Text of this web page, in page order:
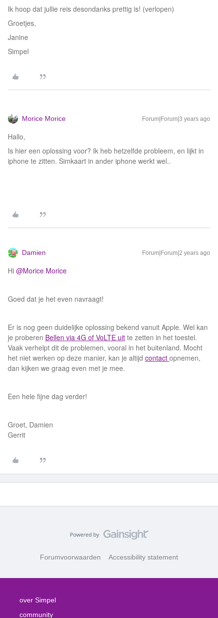
Ik hoop dat jullie reis desondanks prettig is! (verlopen)
Groetjes,
Janine
Simpel
Morice Morice Forum|Forum|3 years ago
Hallo,
Is hier een oplossing voor? Ik heb hetzelfde probleem, en lijkt in
iphone te zitten. Simkaart in ander iphone werkt wel..
Damien Forum|Forum|2 years ago
Hi @Morice Morice
Goed dat je het even navraagt!
Er is nog geen duidelijke oplossing bekend vanuit Apple. Wel kan
je proberen Bellen via 4G of VoLTE uit te zetten in het toestel.
Vaak verhelpt dit de problemen, vooral in het buitenland. Mocht
het niet werken op deze manier, kan je altijd contact opnemen,
dan kijken we graag even met je mee.
Een hele fijne dag verder!
Groet, Damien
Gerrit
Forumvoorwaarden Accessibility statement
over Simpel
community